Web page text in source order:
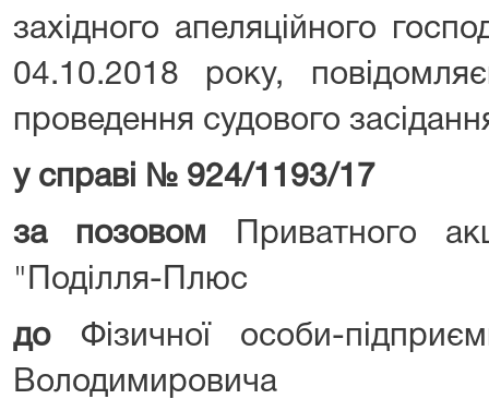
західного апеляційного
04.10.2018 року,
проведення судового
у справі
№ 924/1193/17
за позовом
Приватного
"Поділля-Плюс
доФізичної особи-
Володимировича